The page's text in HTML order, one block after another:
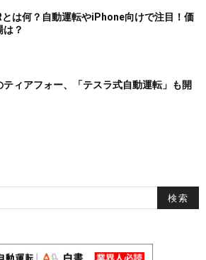
とは何？自動運転やiPhone向けで注目！価
は？
ティアフォー、「テスラ式自動運転」も開